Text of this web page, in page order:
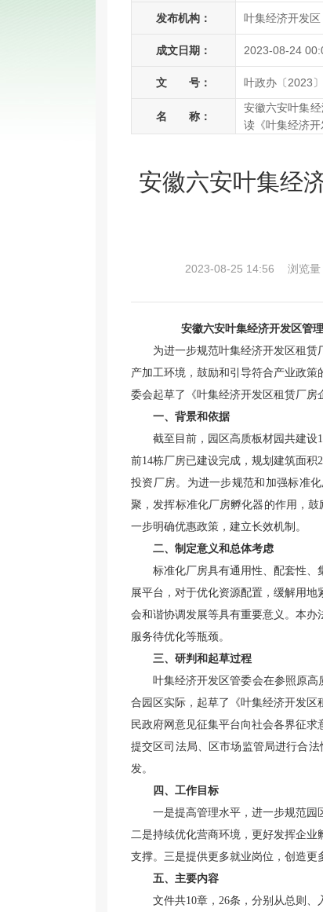
发布机构： 叶集经济开发区
成文日期： 2023-08-24
文 号： 叶政办〔2023
名 称：
安徽六安叶集
读《叶集经济开
安徽六安叶集经
2023-08-25 14:56 浏览量
安徽六安叶集经济开发区管
为进一步规范叶集经济开发区租
产加工环境，鼓励和引导符合产业政
委会起草了《叶集经济开发区租赁厂房
一、背景和依据
截至目前，园区高质板材园共建设
前14栋厂房已建设完成，规划建筑面
投资厂房。为进一步规范和加强标准
聚，发挥标准化厂房孵化器的作用，
一步明确优惠政策，建立长效机制。
二、制定意义和总体考虑
标准化厂房具有通用性、配套性
展平台，对于优化资源配置，缓解用
会和谐协调发展等具有重要意义。本办
服务待优化等瓶颈。
三、研判和起草过程
叶集经济开发区管委会在参照原
合园区实际，起草了《叶集经济开发区
民政府网意见征集平台向社会各界征
提交区司法局、区市场监管局进行合
发。
四、工作目标
一是提高管理水平，进一步规范园
二是持续优化营商环境，更好发挥企
支撑。三是提供更多就业岗位，创造更
五、主要内容
文件共10章，26条，分别从总则